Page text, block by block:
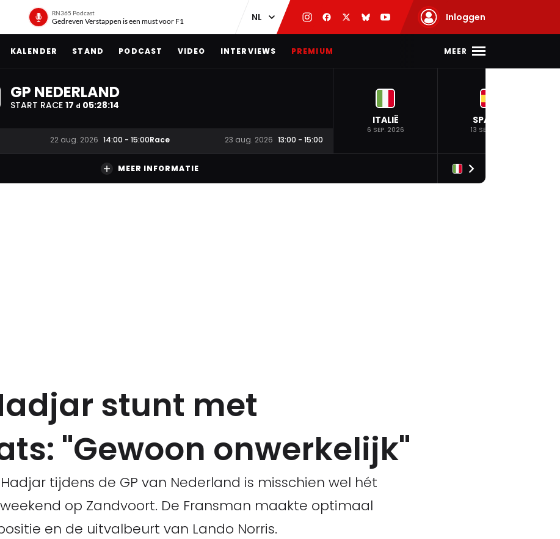
RN365 Podcast
Gedreven Verstappen is een must voor F1 Inloggen
KALENDER STAND PODCAST VIDEO INTERVIEWS PREMIUM MEER
GP NEDERLAND
START RACE 17 d 05:28:13
22 aug. 2026 14:00 - 15:00Race 23 aug. 2026 13:00 - 15:00
ITALIË
6 SEP. 2026
SPANJE
13 SEP. 2026
MEER INFORMATIE
stunt met
"Gewoon onwerkelijk"
tijdens de GP van Nederland is misschien wel hét
op Zandvoort. De Fransman maakte optimaal
en de uitvalbeurt van Lando Norris.